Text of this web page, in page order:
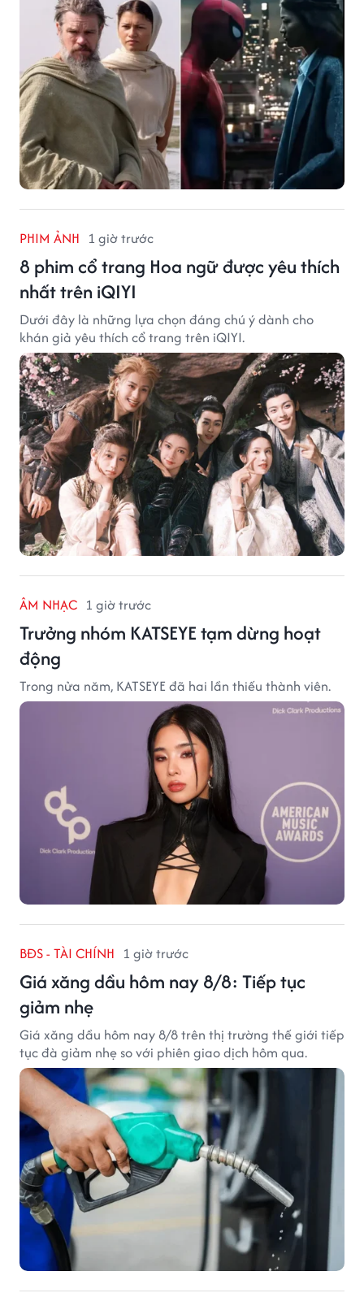
PHIM ẢNH 1 giờ trước
8 phim cổ trang Hoa ngữ được yêu thích
nhất trên iQIYI
Dưới đây là những lựa chọn đáng chú ý dành cho
khán giả yêu thích cổ trang trên iQIYI.
ÂM NHẠC 1 giờ trước
Trưởng nhóm KATSEYE tạm dừng hoạt
động
Trong nửa năm, KATSEYE đã hai lần thiếu thành viên.
BĐS - TÀI CHÍNH 1 giờ trước
Giá xăng dầu hôm nay 8/8: Tiếp tục
giảm nhẹ
Giá xăng dầu hôm nay 8/8 trên thị trường thế giới tiếp
tục đà giảm nhẹ so với phiên giao dịch hôm qua.